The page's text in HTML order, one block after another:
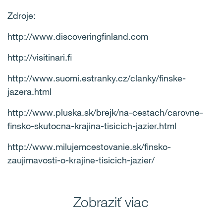
Zdroje:
http://www.discoveringfinland.com
http://visitinari.fi
http://www.suomi.estranky.cz/clanky/finske-
jazera.html
http://www.pluska.sk/brejk/na-cestach/carovne-
finsko-skutocna-krajina-tisicich-jazier.html
http://www.milujemcestovanie.sk/finsko-
zaujimavosti-o-krajine-tisicich-jazier/
Zobraziť viac